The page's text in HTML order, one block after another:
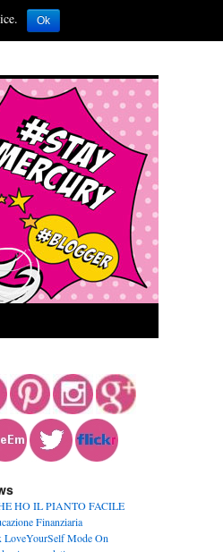
HO IL PIANTO FACILE
Finanziaria
LoveYourSelf Mode On
Ok